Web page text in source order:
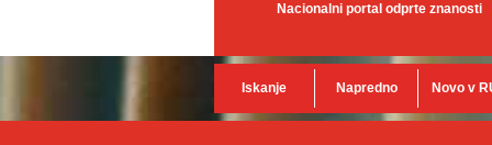
Nacionalni portal odprte znanosti
Iskanje Napredno Novo v